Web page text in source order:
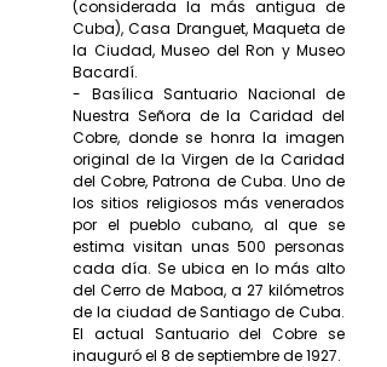
(considerada la más antigua de
Cuba), Casa Dranguet, Maqueta de
la Ciudad, Museo del Ron y Museo
Bacardí.
- Basílica Santuario Nacional de
Nuestra Señora de la Caridad del
Cobre, donde se honra la imagen
original de la Virgen de la Caridad
del Cobre, Patrona de Cuba. Uno de
los sitios religiosos más venerados
por el pueblo cubano, al que se
estima visitan unas 500 personas
cada día. Se ubica en lo más alto
del Cerro de Maboa, a 27 kilómetros
de la ciudad de Santiago de Cuba.
El actual Santuario del Cobre se
inauguró el 8 de septiembre de 1927.